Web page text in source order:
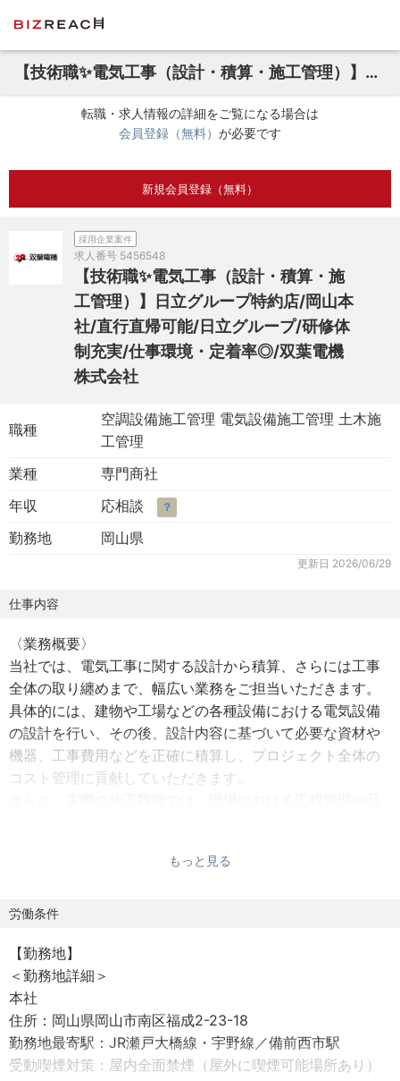
【技術職✨電気工事（設計・積算・施工管理）】日立グループ特約店/岡山本社/直行直帰可能/日立グループ/研修体制充実/仕事環境・定着率◎/双葉電機株式会社
転職・求人情報の詳細をご覧になる場合は
会員登録（無料） が必要です
新規会員登録（無料）
採用企業案件
求人番号 5456548
【技術職✨電気工事（設計・積算・施
工管理）】日立グループ特約店/岡山本
社/直行直帰可能/日立グループ/研修体
制充実/仕事環境・定着率◎/双葉電機
株式会社
職種
空調設備施工管理 電気設備施工管理 土木施
工管理
業種
専門商社
年収
応相談 ？
勤務地 岡山県
更新日 2026/06/29
仕事内容
〈業務概要〉
当社では、電気工事に関する設計から積算、さらには工事
全体の取り纏めまで、幅広い業務をご担当いただきます。
具体的には、建物や工場などの各種設備における電気設備
の設計を行い、その後、設計内容に基づいて必要な資材や
機器、工事費用などを正確に積算し、プロジェクト全体の
コスト管理に貢献していただきます。
がら、円滑な工事の進行と高品質な施工の実現を目指して
※リモート相談可能なポジションです。
〈仕事内容〉
①各部署からのご依頼を受付
社内の各部署より、電気設備や制御に関するご依頼をいた
だきます。
②現地調査・お打ち合わせ
もっと見る
労働条件
【勤務地】
＜勤務地詳細＞
本社
住所：岡山県岡山市南区福成2-23-18
勤務地最寄駅：JR瀬戸大橋線・宇野線／備前西市駅
受動喫煙対策：屋内全面禁煙（屋外に喫煙可能場所あり）